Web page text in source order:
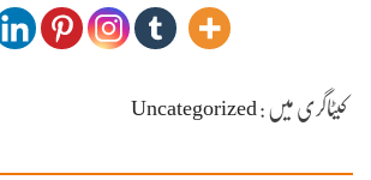
کیٹاگری میں : Uncategorized